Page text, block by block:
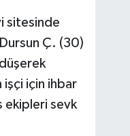
sitesinde
Ç. (30)
işçi için ihbar
ekipleri sevk